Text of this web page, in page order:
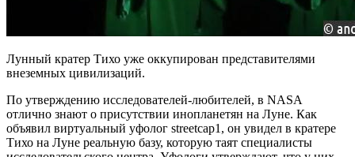
Лунный кратер Тихо уже оккупирован представителями
внеземных цивилизаций.
По утверждению исследователей-любителей, в NASA
отлично знают о присутствии инопланетян на Луне. Как
объявил виртуальный уфолог streetcap1, он увидел в кратере
Тихо на Луне реальную базу, которую таят специалисты